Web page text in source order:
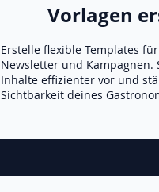
Vorlagen
Erstelle flexible Templates
Newsletter und Kampagnen.
Inhalte effizienter vor und
Sichtbarkeit deines